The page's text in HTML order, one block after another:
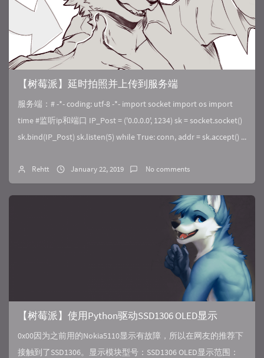
【树莓派】延时拍照并上传到服务端
服务端：# -*- coding: utf-8 -*- import socket import os import
time #监听ip和端口 IP_Post = ('0.0.0.0', 1234) sk = socket.socket()
sk.bind(IP_Post) sk.listen(5) while True: conn, addr = sk.accept() ...
Rehtt January 22, 2019 No comments
【树莓派】使用Python驱动SSD1306 OLED显示
0x00因为之前用的Nokia5110显示有故障，所以在网友的推荐下
接触到了SSD1306。显示模块型号：SSD1306 OLED显示范围：